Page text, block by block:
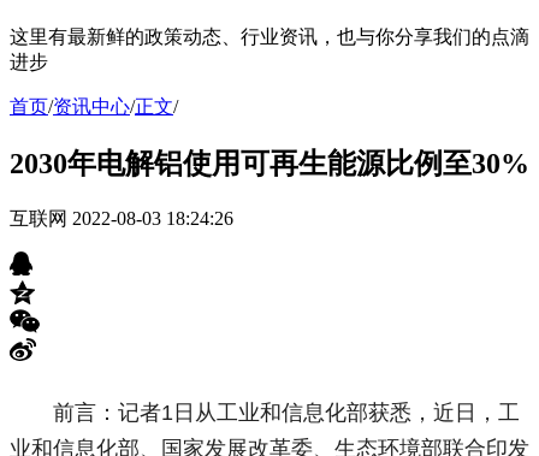
这里有最新鲜的政策动态、行业资讯，也与你分享我们的点滴
进步
首页/资讯中心/正文/
2030年电解铝使用可再生能源比例至30%
互联网 2022-08-03 18:24:26
前言：记者1日从工业和信息化部获悉，近日，工
业和信息化部、国家发展改革委、生态环境部联合印发